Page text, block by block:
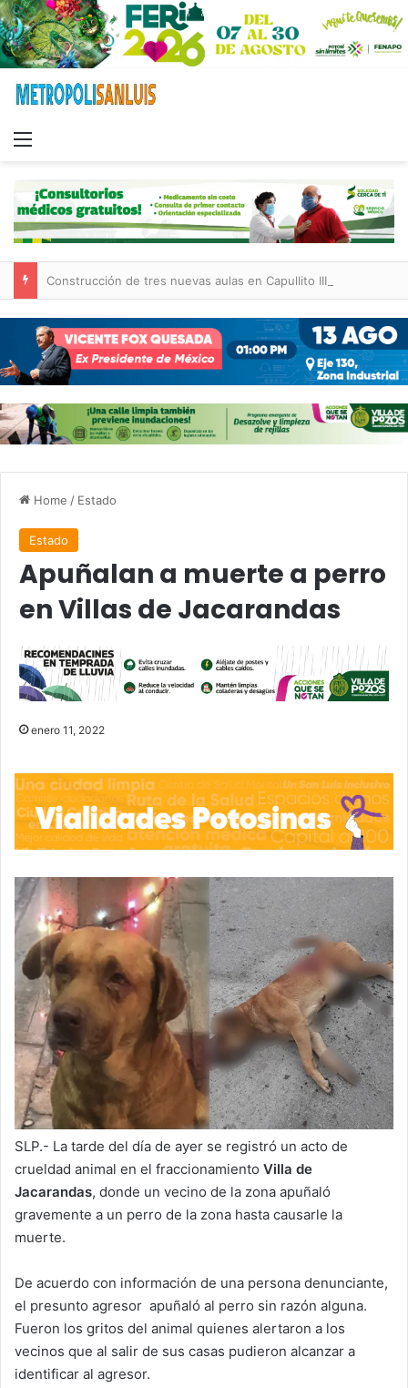
Home / Estado
Estado
Apuñalan a muerte a perro
en Villas de Jacarandas
enero 11, 2022
SLP.- La tarde del día de ayer se registró un acto de
crueldad animal en el fraccionamiento Villa de
Jacarandas, donde un vecino de la zona apuñaló
gravemente a un perro de la zona hasta causarle la
muerte.
De acuerdo con información de una persona denunciante,
el presunto agresor apuñaló al perro sin razón alguna.
Fueron los gritos del animal quienes alertaron a los
vecinos que al salir de sus casas pudieron alcanzar a
identificar al agresor.